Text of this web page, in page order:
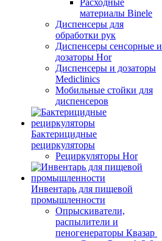
Расходные
материалы Binele
Диспенсеры для
обработки рук
Диспенсеры сенсорные и
дозаторы Hor
Диспенсеры и дозаторы
Mediclinics
Мобильные стойки для
диспенсеров
Бактерицидные
рециркуляторы
Рециркуляторы Hor
Инвентарь для пищевой
промышленности
Опрыскиватели,
распылители и
пеногенераторы Квазар